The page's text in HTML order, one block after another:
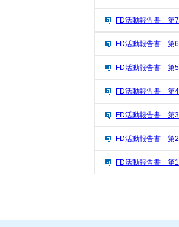
FD活動報告書 第
FD活動報告書 第
FD活動報告書 第
FD活動報告書 第
FD活動報告書 第
FD活動報告書 第
FD活動報告書 第